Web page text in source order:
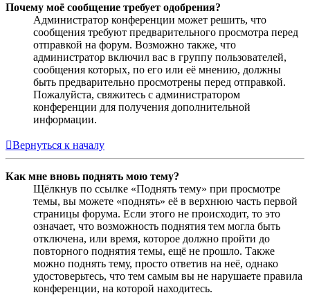
Почему моё сообщение требует одобрения?
Администратор конференции может решить, что
сообщения требуют предварительного просмотра перед
отправкой на форум. Возможно также, что
администратор включил вас в группу пользователей,
сообщения которых, по его или её мнению, должны
быть предварительно просмотрены перед отправкой.
Пожалуйста, свяжитесь с администратором
конференции для получения дополнительной
информации.
Вернуться к началу
Как мне вновь поднять мою тему?
Щёлкнув по ссылке «Поднять тему» при просмотре
темы, вы можете «поднять» её в верхнюю часть первой
страницы форума. Если этого не происходит, то это
означает, что возможность поднятия тем могла быть
отключена, или время, которое должно пройти до
повторного поднятия темы, ещё не прошло. Также
можно поднять тему, просто ответив на неё, однако
удостоверьтесь, что тем самым вы не нарушаете правила
конференции, на которой находитесь.